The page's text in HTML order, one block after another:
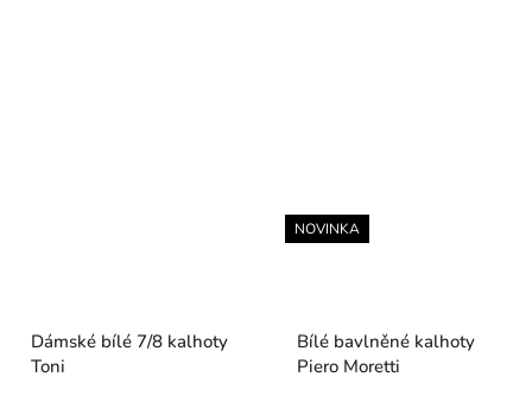
Dámské bílé 7/8 kalhoty
Toni
NOVINKA
Bílé bavlněné kalhoty
Piero Moretti